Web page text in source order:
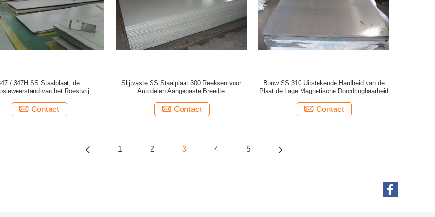
/ 347H SS Staalplaat, de
van het Roestvrij
Contact
Slijtvaste SS Staalplaat 300 Reeksen voor
Autodelen Aangepaste Breedte
Contact
Bouw SS 310 Uitstekende Hardheid van de
Plaat de Lage Magnetische Doordringbaarheid
Contact
1 2 3 4 5